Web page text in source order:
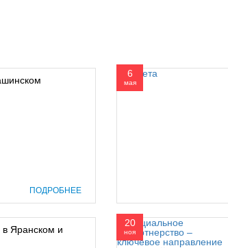
ПОДРОБНЕЕ
6
мая
в Яранском и
20
ноя